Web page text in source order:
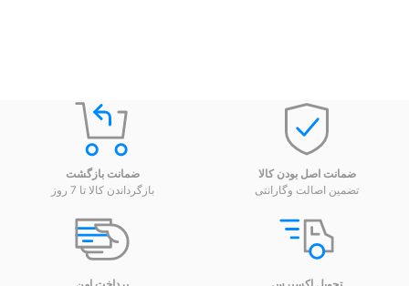
ضمانت اصل بودن کالا
تضمین اصالت وگارانتی
ضمانت بازگشت
بازگرداندن کالا تا 7 روز